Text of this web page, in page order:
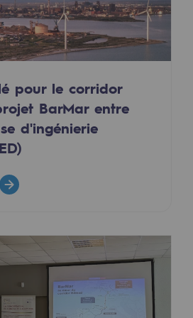
: une priorité
émissions atmosphériques
de la biodiversité
sociale et
social et territorial de
pour le corridor
BarMar entre
d'ingénierie